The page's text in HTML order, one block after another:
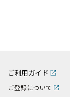
ご利用ガイド
ご登録について